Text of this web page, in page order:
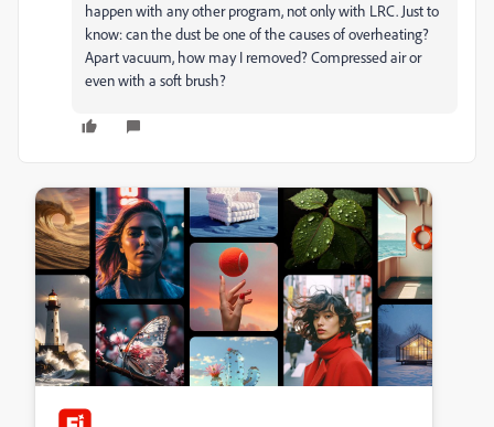
happen with any other program, not only with LRC. Just to
know: can the dust be one of the causes of overheating?
Apart vacuum, how may I removed? Compressed air or
even with a soft brush?